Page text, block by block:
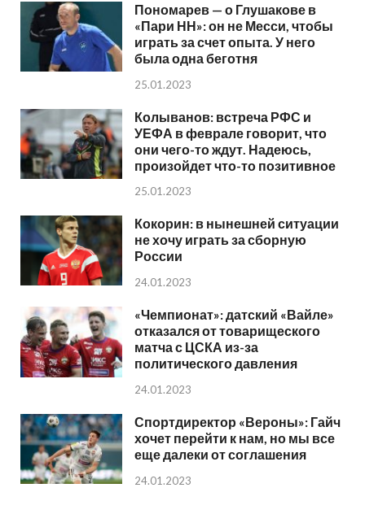
Пономарев — о Глушакове в
«Пари НН»: он не Месси, чтобы
играть за счет опыта. У него
была одна беготня
25.01.2023
Колыванов: встреча РФС и
УЕФА в феврале говорит, что
они чего-то ждут. Надеюсь,
произойдет что-то позитивное
25.01.2023
Кокорин: в нынешней ситуации
не хочу играть за сборную
России
24.01.2023
«Чемпионат»: датский «Вайле»
отказался от товарищеского
матча с ЦСКА из-за
политического давления
24.01.2023
Спортдиректор «Вероны»: Гайч
хочет перейти к нам, но мы все
еще далеки от соглашения
24.01.2023